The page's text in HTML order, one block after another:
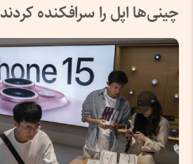
چینی‌ها اپل را سرافکنده کردند